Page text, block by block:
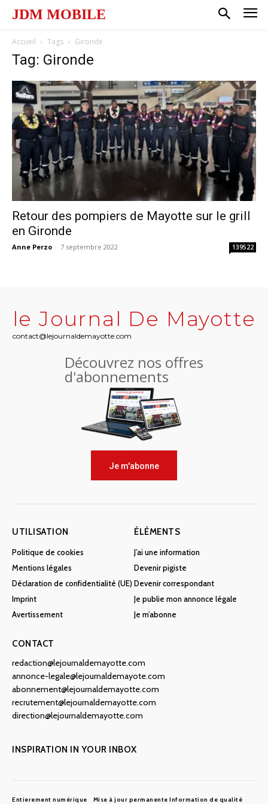
JDM MOBILE
Accueil Tags Gironde
Tag: Gironde
Retour des pompiers de Mayotte sur le grill
en Gironde
Anne Perzo - 7 septembre 2022 139522
le Journal De Mayotte
contact@lejournaldemayotte.com
Découvrez nos offres
d'abonnements
Je m'abonne
UTILISATION
Politique de cookies
Mentions légales
Déclaration de confidentialité (UE)
Imprint
Avertissement
ÉLÉMENTS
J’ai une information
Devenir pigiste
Devenir correspondant
Je publie mon annonce légale
Je m’abonne
CONTACT
redaction@lejournaldemayotte.com
annonce-legale@lejournaldemayote.com
abonnement@lejournaldemayotte.com
recrutement@lejournaldemayotte.com
direction@lejournaldemayotte.com
INSPIRATION IN YOUR INBOX
Entierement numérique Mise à jour permanente Information de qualité